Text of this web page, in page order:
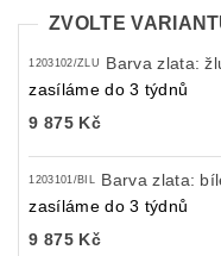
ZVOLTE
1203102/ZLU
Barva zlata:
zasíláme do 3 týdnů
9 875 Kč
1203101/BIL
Barva zlata:
zasíláme do 3 týdnů
9 875 Kč